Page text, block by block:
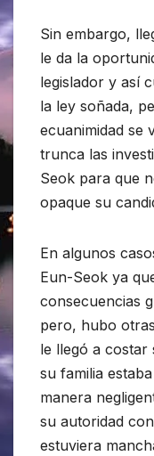
Sin embargo,
le da la
legislador y así
la ley soñada,
ecuanimidad se
trunca las
Seok para que
opaque su
En algunos
Eun-Seok ya
consecuencias
pero, hubo
le llegó a costar
su familia
manera
su autoridad
estuviera